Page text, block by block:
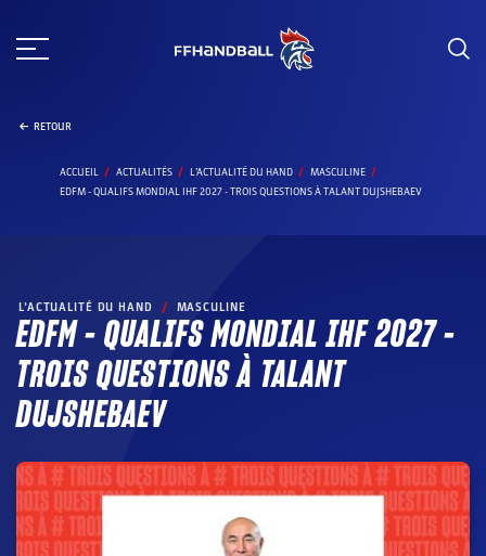
au
RETOUR
ACCUEIL ACTUALITÉS L’ACTUALITÉ DU HAND
MASCULINE
EDFM - QUALIFS MONDIAL IHF 2027 - TROIS QUESTIONS À TALANT DUJSHEBAEV
L’ACTUALITÉ DU HAND / MASCULINE
EDFM – QUALIFS MONDIAL IHF 2027 –
TROIS QUESTIONS À TALANT
DUJSHEBAEV